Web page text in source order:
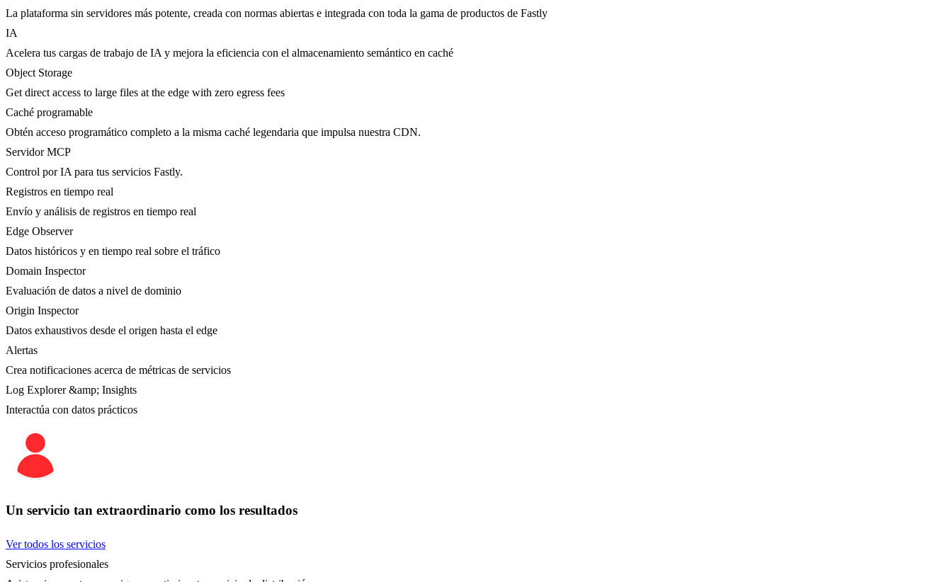
La plataforma sin servidores más potente, creada con normas abiertas e integrada con toda la gama de productos de Fastly
IA
Acelera tus cargas de trabajo de IA y mejora la eficiencia con el almacenamiento semántico en caché
Object Storage
Get direct access to large files at the edge with zero egress fees
Caché programable
Obtén acceso programático completo a la misma caché legendaria que impulsa nuestra CDN.
Servidor MCP
Control por IA para tus servicios Fastly.
Registros en tiempo real
Envío y análisis de registros en tiempo real
Edge Observer
Datos históricos y en tiempo real sobre el tráfico
Domain Inspector
Evaluación de datos a nivel de dominio
Origin Inspector
Datos exhaustivos desde el origen hasta el edge
Alertas
Crea notificaciones acerca de métricas de servicios
Log Explorer &amp; Insights
Interactúa con datos prácticos
Un servicio tan extraordinario como los resultados
Ver todos los servicios
Servicios profesionales